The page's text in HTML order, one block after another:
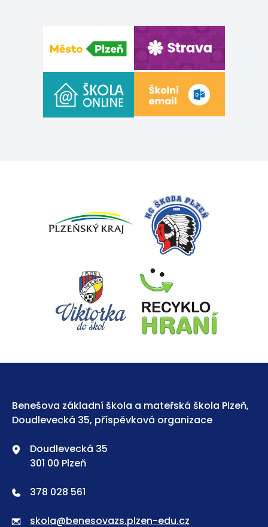
Benešova základní škola a mateřská škola Plzeň,
Doudlevecká 35, příspěvková organizace
Doudlevecká 35
301 00 Plzeň
378 028 561
skola@benesovazs.plzen-edu.cz